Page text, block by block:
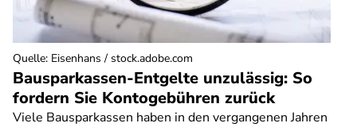
Bausparkassen-Entgelte unzulässig: So
fordern Sie Kontogebühren zurück
Viele Bausparkassen haben in den vergangenen Jahren
Quelle: Eisenhans / stock.adobe.com